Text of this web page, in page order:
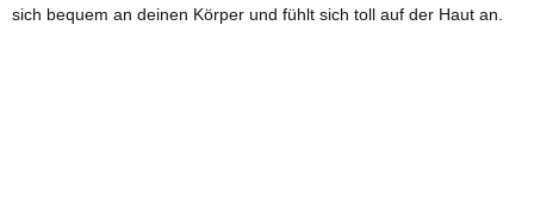
sich bequem an deinen Körper und fühlt sich toll auf der Haut an.